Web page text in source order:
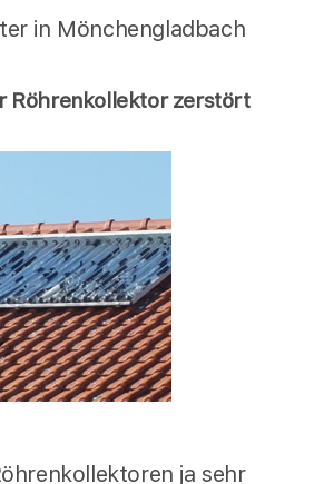
in Mönchengladbach
Röhrenkollektor zerstört
ja sehr